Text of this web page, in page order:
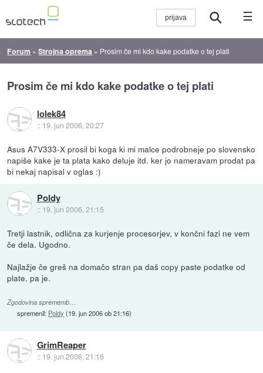
☰
Forum »Strojna oprema » Prosim če mi kdo kake podatke o tej plati
Prosim če mi kdo kake podatke o tej plati
lolek84
:: 19. jun 2006, 20:27
Asus A7V333-X prosil bi koga ki mi malce podrobneje po slovensko
napiše kake je ta plata kako deluje itd. ker jo nameravam prodat pa
bi nekaj napisal v oglas :)
Poldy
:: 19. jun 2006, 21:15
Tretji lastnik, odlična za kurjenje procesorjev, v končni fazi ne vem
če dela. Ugodno.
Najlažje če greš na domačo stran pa daš copy paste podatke od
plate, pa je.
Zgodovina sprememb…
spremenil: Poldy (19. jun 2006 ob 21:16)
GrimReaper
:: 19. jun 2006, 21:16